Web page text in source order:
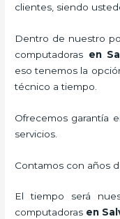
clientes, siendo
Dentro de nuestro
computadoras en
eso tenemos la
técnico a tiempo.
Ofrecemos garantía
servicios.
Contamos con años
El tiempo será
computadoras en